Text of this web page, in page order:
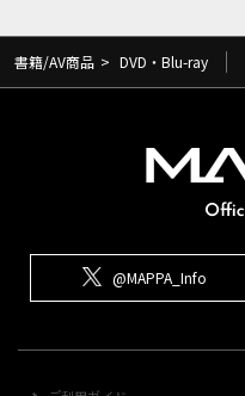
書籍/AV商品 > DVD・Blu-ray
@MAPPA_Info